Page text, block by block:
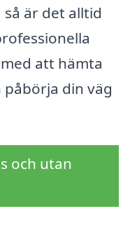
är det alltid
att hämta
din väg
och utan